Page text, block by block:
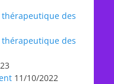
des
des
11/10/2022